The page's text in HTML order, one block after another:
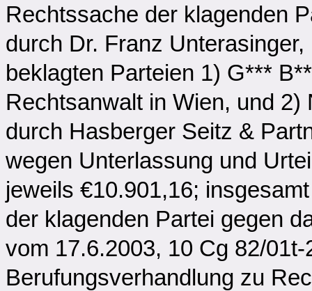
Rechtssache der klagenden
durch Dr. Franz
beklagten Parteien 1) G***
Rechtsanwalt in Wien, und
durch Hasberger Seitz &
wegen Unterlassung und
jeweils €10.901,16;
der klagenden Partei gegen
vom 17.6.2003, 10 Cg 82/
Berufungsverhandlung zu